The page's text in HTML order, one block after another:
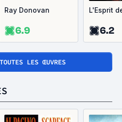
Ray Donovan
6.9
L'Esprit
6.2
LES ŒUVRES